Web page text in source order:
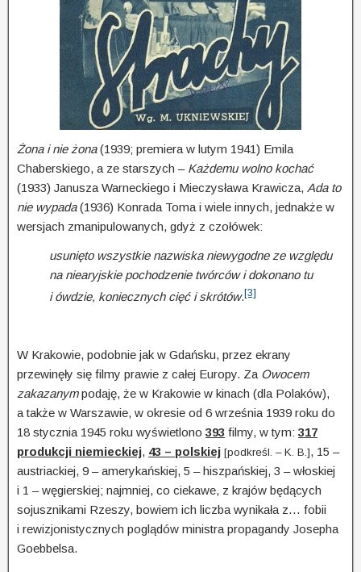
Żona i nie żona(1939; premiera w lutym 1941) Emila
Chaberskiego, a ze starszych – Każdemu wolno kochać
(1933) Janusza Warneckiego i Mieczysława Krawicza, Ada to
nie wypada(1936) Konrada Toma i wiele innych, jednakże w
wersjach zmanipulowanych, gdyż z czołówek:
usunięto wszystkie nazwiska niewygodne ze względu
na niearyjskie pochodzenie twórców i dokonano tu
i ówdzie, koniecznych cięć i skrótów. [3]
W Krakowie, podobnie jak w Gdańsku, przez ekrany
przewinęły się filmy prawie z całej Europy. Za Owocem
zakazanympodaję, że w Krakowie w kinach (dla Polaków),
a także w Warszawie, w okresie od 6 września 1939 roku do
18 stycznia 1945 roku wyświetlono 393 filmy, w tym: 317
produkcji niemieckiej, 43 – polskiej [podkreśl. – K. B.], 15 –
austriackiej, 9 – amerykańskiej, 5 – hiszpańskiej, 3 – włoskiej
i 1 – węgierskiej; najmniej, co ciekawe, z krajów będących
sojusz­nikami Rzeszy, bowiem ich liczba wynikała z… fobii
i rewizjonistycznych poglądów ministra propagandy Josepha
Goebbelsa.